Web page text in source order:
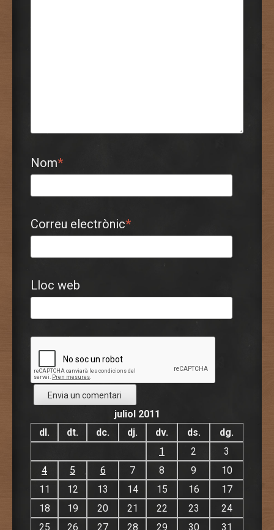
Nom*
Correu electrònic*
Lloc web
juliol 2011
dl.
dt. dc. dj. dv. ds.
dg.
1
2
3
4
5 6 7 8 9
10
11
12 13 14 15 16
17
18
19 20 21 22 23
24
25
26 27 28 29 30 31